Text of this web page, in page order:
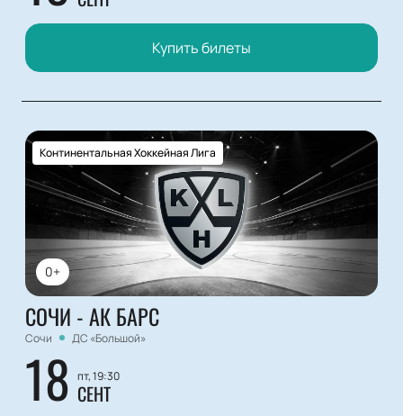
Купить билеты
0+
Континентальная Хоккейная Лига
СОЧИ - АК БАРС
Сочи ДС «Большой»
18 пт, 19:30
СЕНТ